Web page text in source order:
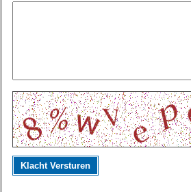
Klacht Versturen